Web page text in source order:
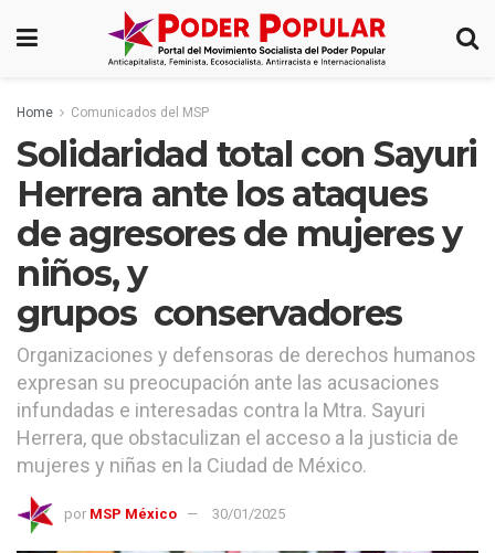
Home Comunicados del MSP
Solidaridad total con Sayuri
Herrera ante los ataques
de agresores de mujeres y
niños, y
grupos conservadores
Organizaciones y defensoras de derechos humanos
expresan su preocupación ante las acusaciones
infundadas e interesadas contra la Mtra. Sayuri
Herrera, que obstaculizan el acceso a la justicia de
mujeres y niñas en la Ciudad de México.
por MSP México 30/01/2025